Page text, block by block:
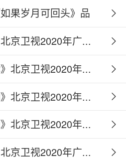
果岁月可回头》品
京卫视2020年广...
北京卫视2020年...
北京卫视2020年...
北京卫视2020年...
京卫视2020年广...